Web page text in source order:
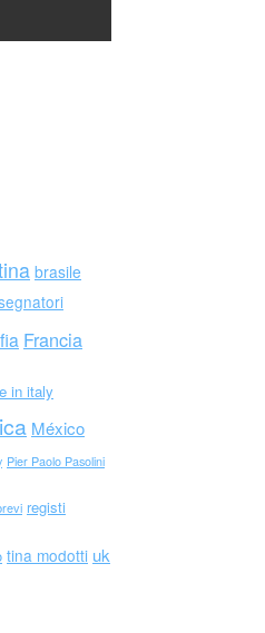
brasile
Francia
in italy
México
Pier Paolo Pasolini
registi
tina modotti uk